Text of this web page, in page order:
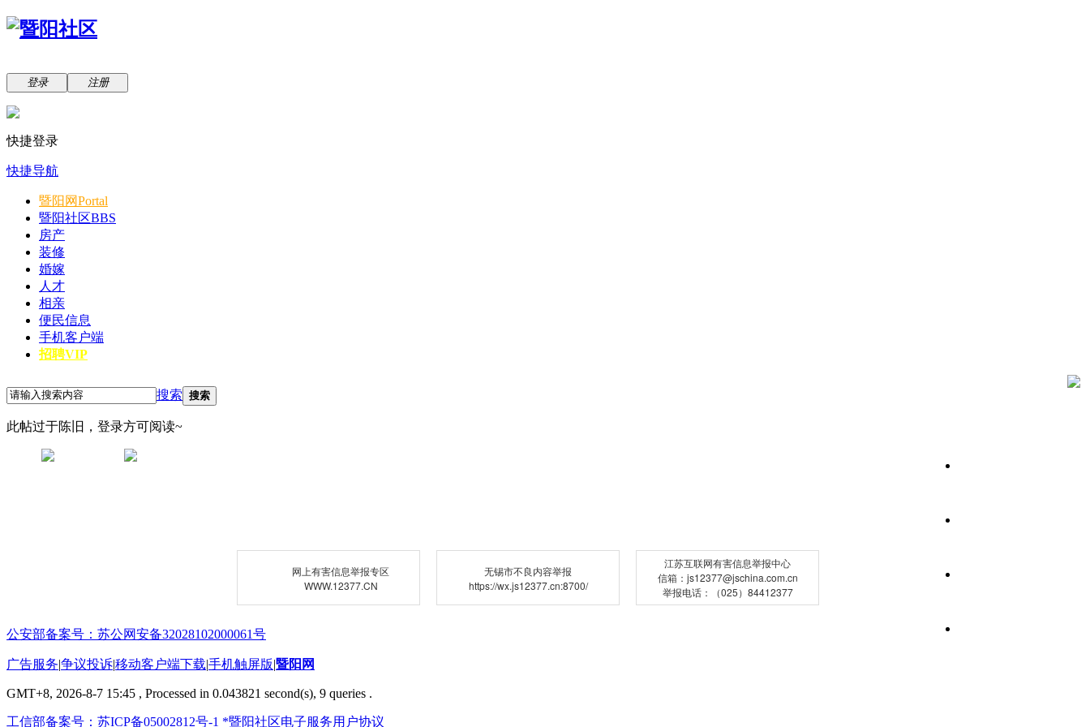
登录 注册
快捷登录
快捷导航
暨阳网Portal
暨阳社区BBS
房产
装修
婚嫁
人才
相亲
便民信息
手机客户端
招聘VIP
搜索 搜索
此帖过于陈旧，登录方可阅读~
网上有害信息举报专区
WWW.12377.CN
无锡市不良内容举报
https://wx.js12377.cn:8700/
江苏互联网有害信息举报中心
信箱：js12377@jschina.com.cn
举报电话：（025）84412377
公安部备案号：苏公网安备32028102000061号
广告服务|争议投诉|移动客户端下载|手机触屏版|暨阳网
GMT+8, 2026-8-7 15:45 , Processed in 0.043821 second(s), 9 queries .
工信部备案号：苏ICP备05002812号-1 *暨阳社区电子服务用户协议